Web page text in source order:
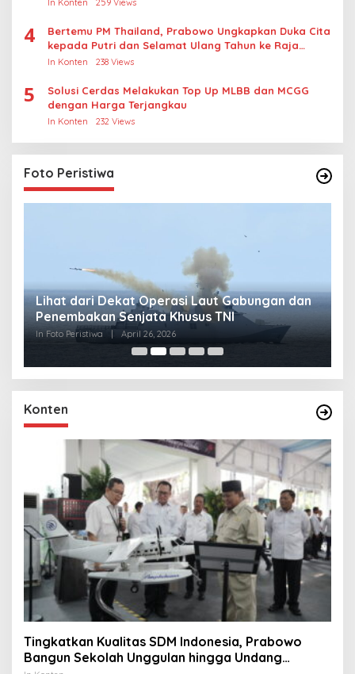
In Konten 259 Views
4
Bertemu PM Thailand, Prabowo Ungkapkan Duka Cita
kepada Putri dan Selamat Ulang Tahun ke Raja
Thailand
In Konten 238 Views
5
Solusi Cerdas Melakukan Top Up MLBB dan MCGG
dengan Harga Terjangkau
In Konten 232 Views
Foto Peristiwa
Lihat dari Dekat Operasi Laut Gabungan dan
Penembakan Senjata Khusus TNI
In Foto Peristiwa April 26, 2026
Konten
Tingkatkan Kualitas SDM Indonesia, Prabowo
Bangun Sekolah Unggulan hingga Undang